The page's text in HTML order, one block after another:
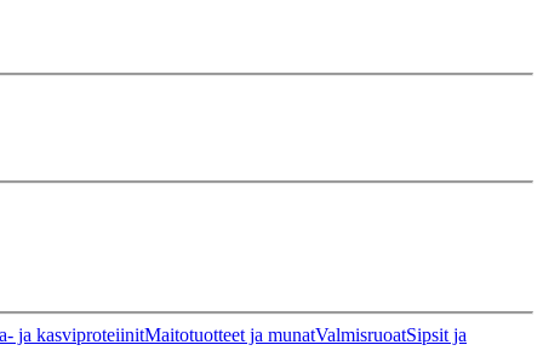
ja kasviproteiinitMaitotuotteet ja munatValmisruoatSipsit ja